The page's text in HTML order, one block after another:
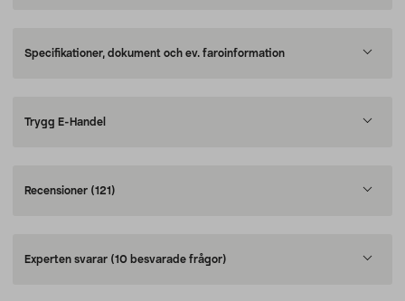
Specifikationer, dokument och ev. faroinformation
Trygg E-Handel
Recensioner (121)
Experten svarar (10 besvarade frågor)